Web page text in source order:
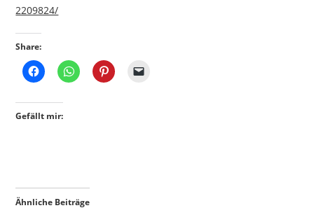
2209824/
Share:
Gefällt mir:
Ähnliche Beiträge